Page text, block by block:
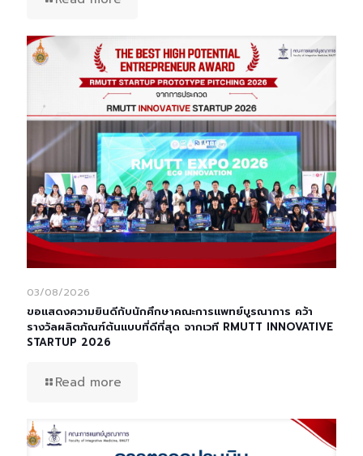
03/08/2026
ขอแสดงความยินดีกับนักศึกษาคณะการแพทย์บูรณาการ คว้า
รางวัลผลิตภัณฑ์ต้นแบบที่ดีที่สุด จากเวที RMUTT INNOVATIVE
STARTUP 2026
Read more